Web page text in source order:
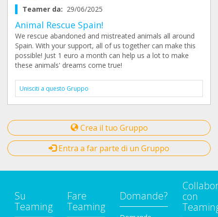
Teamer da: 29/06/2025
Animal Rescue Spain!
We rescue abandoned and mistreated animals all around
Spain. With your support, all of us together can make this
possible! Just 1 euro a month can help us a lot to make
these animals' dreams come true!
Unisciti a questo Gruppo
Crea il tuo Gruppo
Entra a far parte di un Gruppo
Su
Teaming
Fare
Teaming
Domande?
con